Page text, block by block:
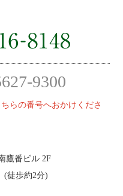
9300
らの番号へおかけくださ
鷹番ビル 2F
(徒歩約2分)